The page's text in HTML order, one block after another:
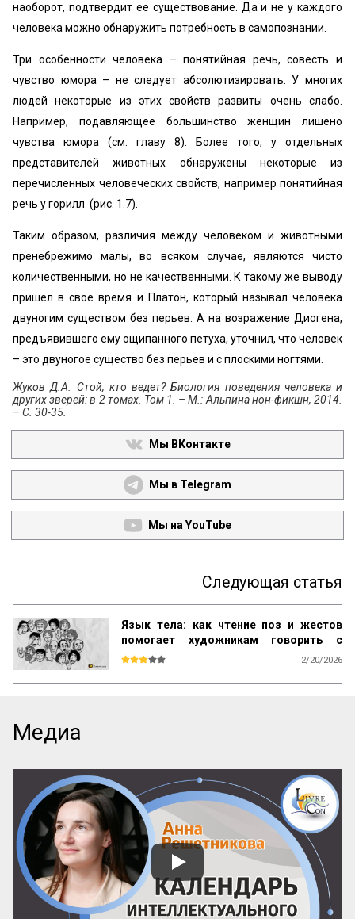
наоборот, подтвердит ее существование. Да и не у каждого
человека можно обнаружить потребность в самопознании.
Три особенности человека – понятийная речь, совесть и
чувство юмора – не следует абсолютизировать. У многих
людей некоторые из этих свойств развиты очень слабо.
Например, подавляющее большинство женщин лишено
чувства юмора (см. главу 8). Более того, у отдельных
представителей животных обнаружены некоторые из
перечисленных человеческих свойств, например понятийная
речь у горилл (рис. 1.7).
Таким образом, различия между человеком и животными
пренебрежимо малы, во всяком случае, являются чисто
количественными, но не качественными. К такому же выводу
пришел в свое время и Платон, который называл человека
двуногим существом без перьев. А на возражение Диогена,
предъявившего ему ощипанного петуха, уточнил, что человек
– это двуногое существо без перьев и с плоскими ногтями.
Жуков Д.А. Стой, кто ведет? Биология поведения человека и
других зверей: в 2 томах. Том 1. – М.: Альпина нон-фикшн, 2014.
– С. 30-35.
Мы ВКонтакте
Мы в Telegram
Мы на YouTube
Следующая статья
Язык тела: как чтение поз и жестов
помогает художникам говорить с
человеком без слов
2/20/2026
единого слова.
Но есть нюанс. Если в кино или театре у
нас есть сотня кадров, чтобы передать
эмоцию, то у художника комикса только
один. Ему нужно выбрать тот самый жест,
который читатель «считает» мгновенно и
безошибочно. Как в хорошей литературе
— ни одного лишнего слова.
Интерес...
Медиа